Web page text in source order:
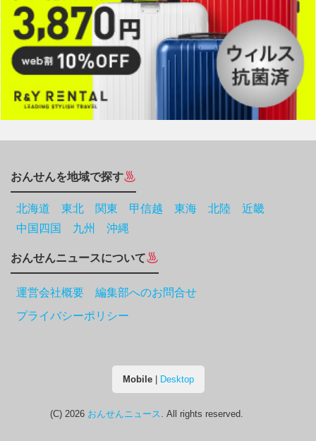
おんせんを地域で探す
北海道 東北 関東 甲信越 東海 北陸
近畿
中国四国
九州 沖縄
おんせんニュースについて
運営会社概要 編集部へのお問合せ
プライバシーポリシー
Mobile| Desktop
(C) 2026 おんせんニュース . All rights reserved.